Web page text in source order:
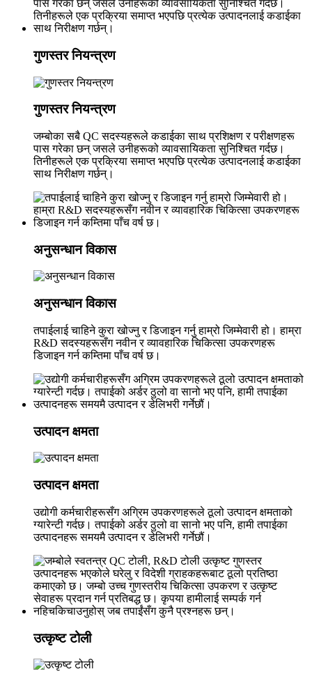
गुणस्तर नियन्त्रण
गुणस्तर नियन्त्रण
जम्बोका सबै QC सदस्यहरूले कडाईका साथ प्रशिक्षण र परीक्षणहरू
पास गरेका छन् जसले उनीहरूको व्यावसायिकता सुनिश्चित गर्दछ।
तिनीहरूले एक प्रक्रिया समाप्त भएपछि प्रत्येक उत्पादनलाई कडाईका
साथ निरीक्षण गर्छन्।
अनुसन्धान विकास
अनुसन्धान विकास
तपाईलाई चाहिने कुरा खोज्नु र डिजाइन गर्नु हाम्रो जिम्मेवारी हो। हाम्रा
R&D सदस्यहरूसँग नवीन र व्यावहारिक चिकित्सा उपकरणहरू
डिजाइन गर्न कम्तिमा पाँच वर्ष छ।
उत्पादन क्षमता
उत्पादन क्षमता
उद्योगी कर्मचारीहरूसँग अग्रिम उपकरणहरूले ठूलो उत्पादन क्षमताको
ग्यारेन्टी गर्दछ। तपाईको अर्डर ठुलो वा सानो भए पनि, हामी तपाईका
उत्पादनहरू समयमै उत्पादन र डेलिभरी गर्नेछौं।
उत्कृष्ट टोली